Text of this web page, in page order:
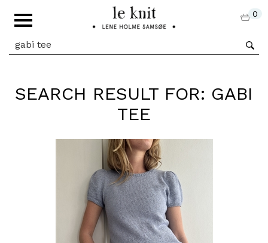
0
SEARCH RESULT FOR: GABI
TEE